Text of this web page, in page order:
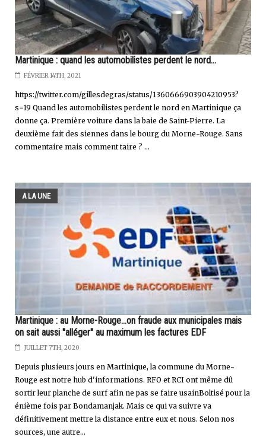
Martinique : quand les automobilistes perdent le nord...
FÉVRIER 14TH, 2021
https://twitter.com/gillesdegras/status/1360666903904210953?
s=19 Quand les automobilistes perdent le nord en Martinique ça
donne ça. Première voiture dans la baie de Saint-Pierre. La
deuxième fait des siennes dans le bourg du Morne-Rouge. Sans
commentaire mais comment taire ? ...
A LA UNE
Martinique : au Morne-Rouge...on fraude aux municipales mais
on sait aussi "alléger" au maximum les factures EDF
JUILLET 7TH, 2020
Depuis plusieurs jours en Martinique, la commune du Morne-
Rouge est notre hub d'informations. RFO et RCI ont même dû
sortir leur planche de surf afin ne pas se faire usainBoltisé pour la
énième fois par Bondamanjak. Mais ce qui va suivre va
définitivement mettre la distance entre eux et nous. Selon nos
sources, une autre...